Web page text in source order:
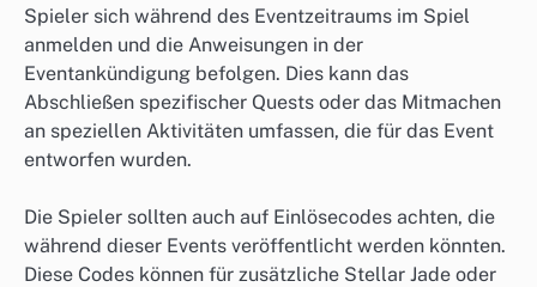
Spieler sich während des Eventzeitraums im Spiel
anmelden und die Anweisungen in der
Eventankündigung befolgen. Dies kann das
Abschließen spezifischer Quests oder das Mitmachen
an speziellen Aktivitäten umfassen, die für das Event
entworfen wurden.
Die Spieler sollten auch auf Einlösecodes achten, die
während dieser Events veröffentlicht werden könnten.
Diese Codes können für zusätzliche Stellar Jade oder